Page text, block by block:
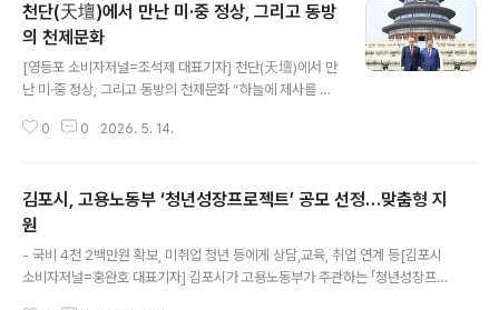
천단(天壇)에서 만난 미·중 정상, 그리고 동방
의 천제문화
[영등포 소비자저널=조석제 대표기자] 천단(天壇)에서 만
난 미·중 정상, 그리고 동방의 천제문화 “하늘에 제사를 올
2026년 5월 14일, 중국 베이징의 상징적 공간인 천단에
미·중 관계 안정과 협력 의지를 세계에 보여준 것입니다.천
단은 단순한 관광지가 아닙니다. 명·청 시대 황제가 하늘에
제사를 올리며 나라의 안녕과 풍년을 기원하던 신성한 제
천(祭天)의 공간입니다. 황제는 곧 하늘과 백성을 연결하
는 존재였고, 천제를 올릴 수 있는 자격은 아무에게나 주어
0 0 2026. 5. 14.
김포시, 고용노동부 ‘청년성장프로젝트’ 공모 선정…맞춤형 지
원
- 국비 4천 2백만원 확보, 미취업 청년 등에게 상담,교육, 취업 연계 등[김포시
소비자저널=홍완호 대표기자] 김포시가 고용노동부가 주관하는 「청년성장프로